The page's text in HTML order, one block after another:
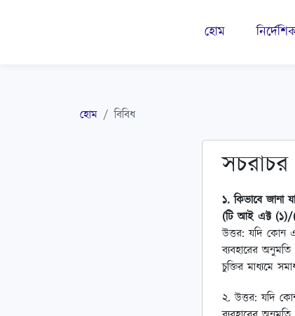
হোম
হোম বিবিধ
সচরাচর
১. কিভাবে
(টি আই এক্ট
উত্তর: যদি কোন
ব্যবহারের
চুক্তির মাধ্যমে
২. উত্তর: যদি